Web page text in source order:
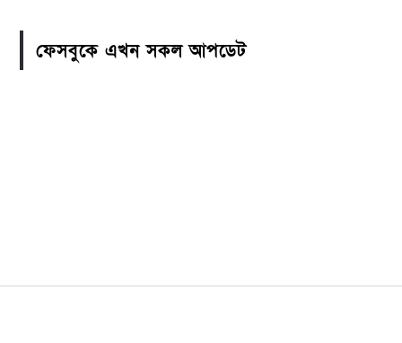
ফেসবুকে এখন সকল আপডেট